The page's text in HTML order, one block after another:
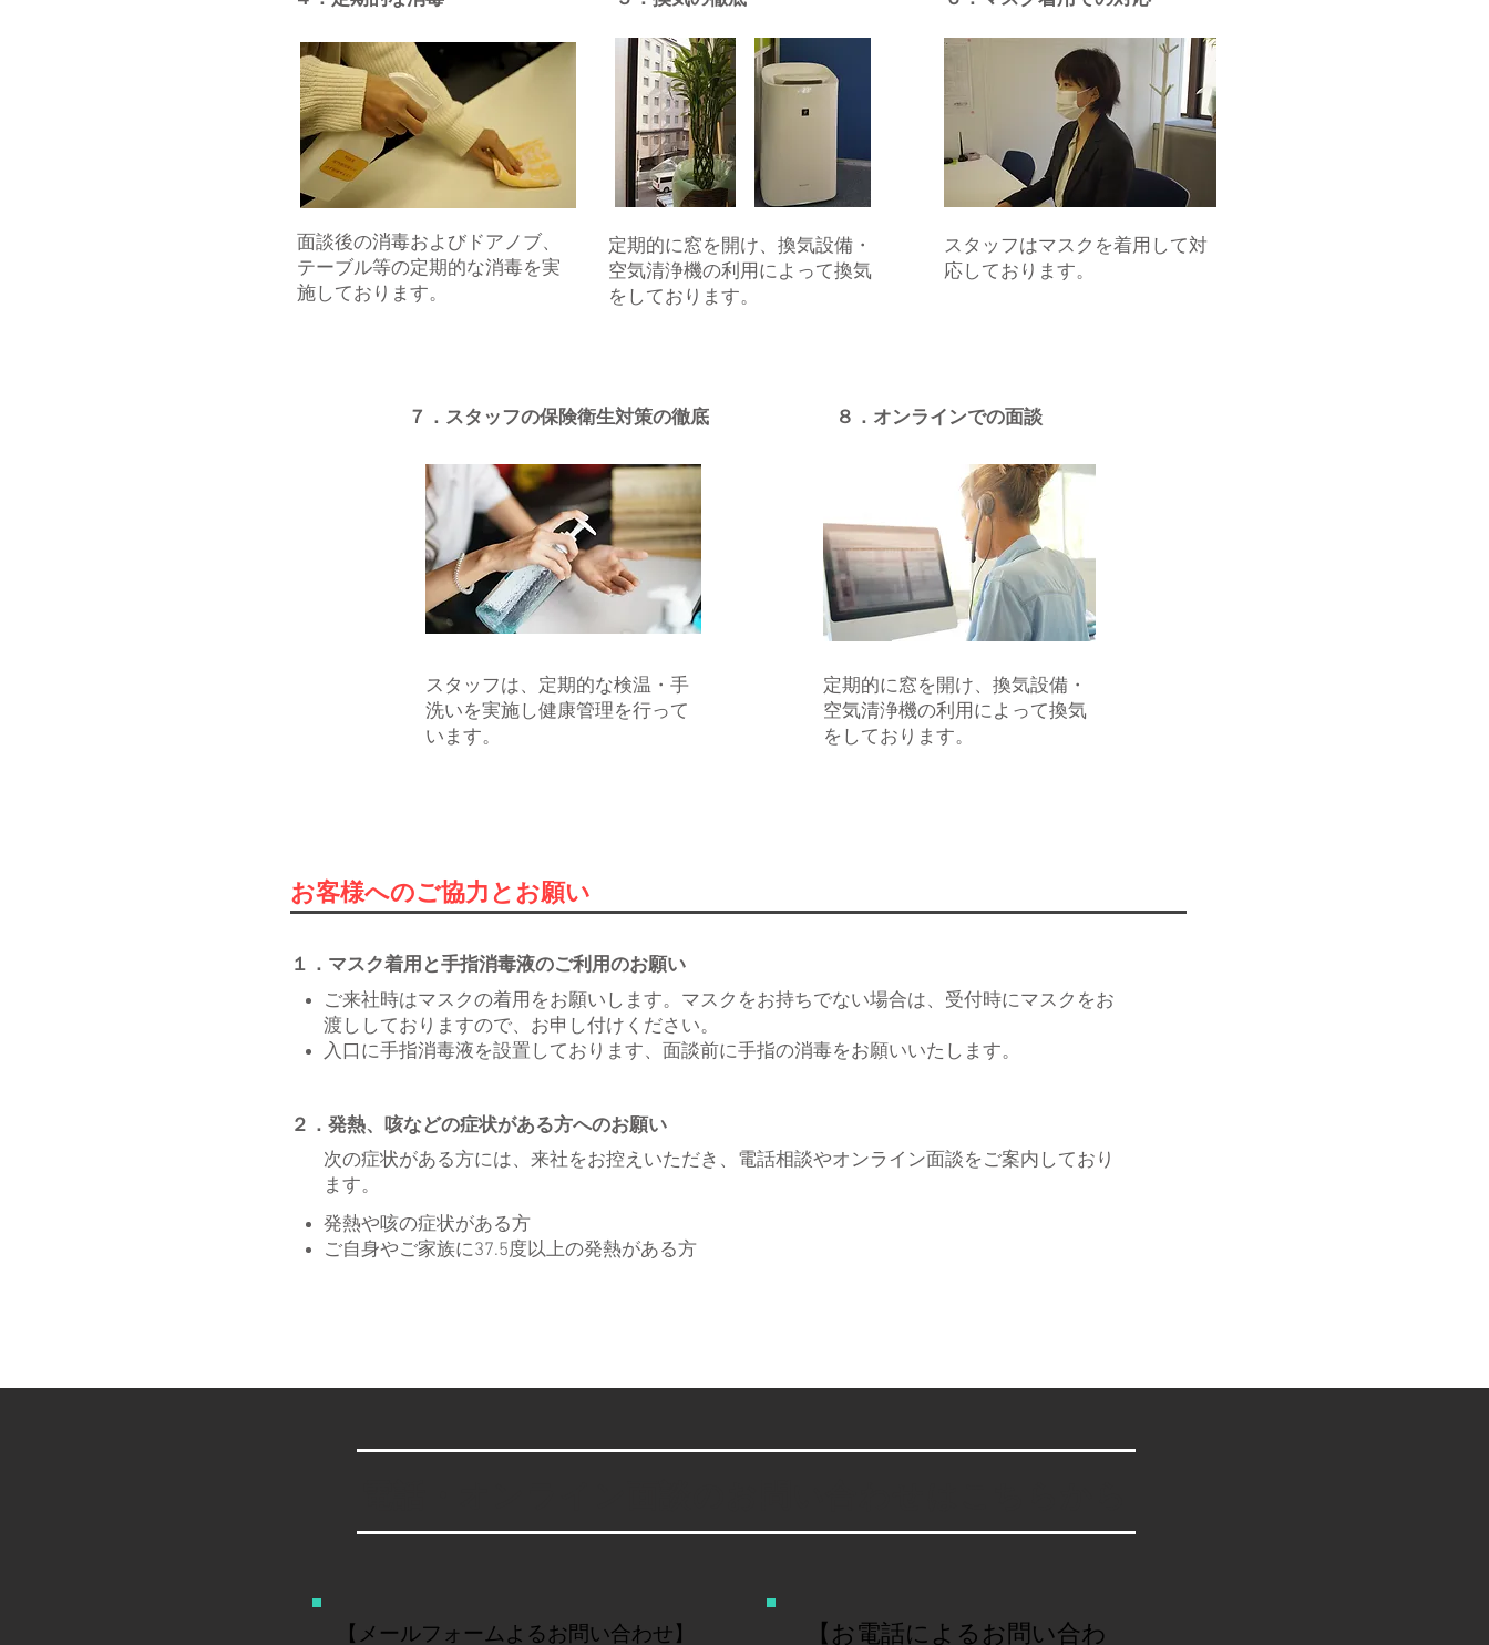
面談後の消毒およびドアノブ、
テーブル等の定期的な消毒を実
施しております。
​定期的に窓を開け、換気設備・
空気清浄機の利用によって換気
をしております。
​スタッフはマスクを着用して対
応しております。
７．スタッフの保険衛生対策の徹底
​スタッフは、定期的な検温・手
洗いを実施し健康管理を行って
います。
８．オンラインでの面談
​定期的に窓を開け、換気設備・
空気清浄機の利用によって換気
をしております。
お客様へのご協力とお願い
１．マスク着用と手指消毒液のご利用のお願い
ご来社時はマスクの着用をお願いします。マスクをお持ちでない場合は、受付時にマスクをお
渡ししておりますので、お申し付けください。
入口に手指消毒液を設置しております、面談前に手指の消毒をお願いいたします。
２．発熱、咳などの症状がある方へのお願い
次の症状がある方には、来社をお控えいただき、電話相談やオンライン面談をご案内しており
ます。
​発熱や咳の症状がある方
​ご自身やご家族に37.5度以上の発熱がある方
【メールフォームよるお問い合わせ】
【お電話によるお問い合わ